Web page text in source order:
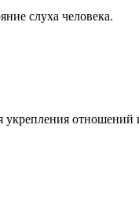
слуха человека.
отношений